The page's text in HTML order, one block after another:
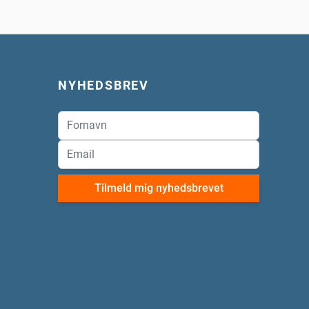
NYHEDSBREV
Tilmeld mig nyhedsbrevet